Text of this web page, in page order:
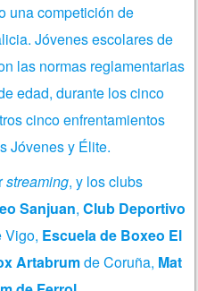
una competición de
Jóvenes escolares de
las normas reglamentarias
edad, durante los cinco
cinco enfrentamientos
Jóvenes y Élite.
streaming, y los clubs
Sanjuan,Club Deportivo
Vigo, Escuela de Boxeo El
Artabrumde Coruña, Mat